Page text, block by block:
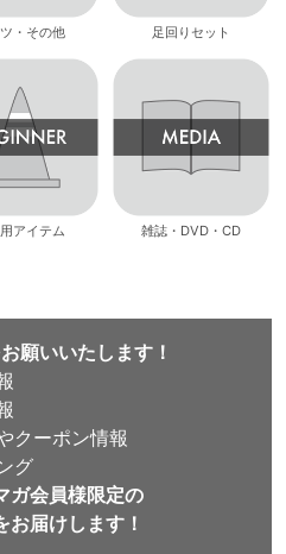
・その他 足回りセット
アイテム 雑誌・DVD・CD
願いいたします！
ーポン情報
グ
ガ会員様限定の
お届けします！